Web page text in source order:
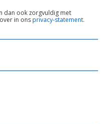
dan ook zorgvuldig met
in onsprivacy-statement.